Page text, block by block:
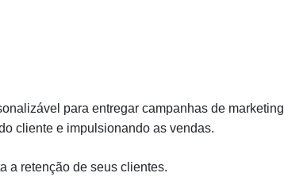
para entregar campanhas de marketing
cliente e impulsionando as vendas.
a retenção de seus clientes.